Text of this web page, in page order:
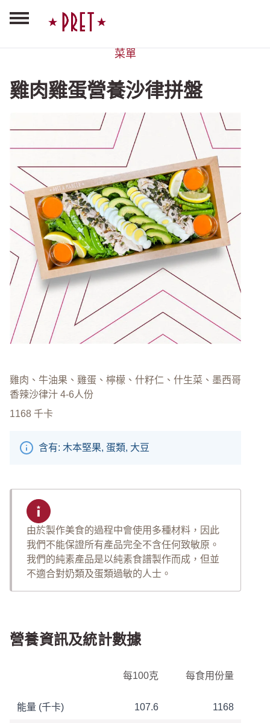
菜單
雞肉雞蛋營養沙律拼盤
雞肉、牛油果、雞蛋、檸檬、什籽仁、什生菜、墨西哥
香辣沙律汁 4-6人份
1168 千卡
含有: 木本堅果, 蛋類, 大豆
由於製作美食的過程中會使用多種材料，因此
我們不能保證所有產品完全不含任何致敏原。
我們的純素產品是以純素食譜製作而成，但並
不適合對奶類及蛋類過敏的人士。
營養資訊及統計數據
每100克
每食用份量
能量 (千卡) 107.6 1168